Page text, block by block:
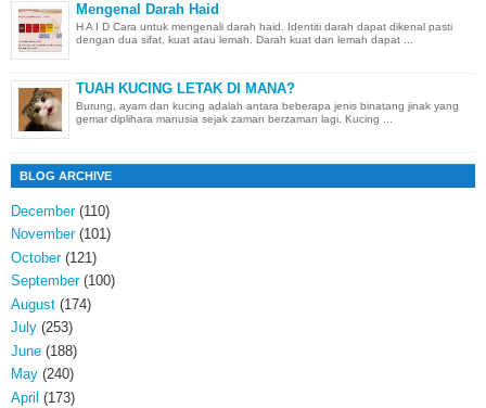
Mengenal Darah Haid
H A I D Cara untuk mengenali darah haid. Identiti darah dapat dikenal pasti
dengan dua sifat, kuat atau lemah. Darah kuat dan lemah dapat ...
TUAH KUCING LETAK DI MANA?
Burung, ayam dan kucing adalah antara beberapa jenis binatang jinak yang
gemar diplihara manusia sejak zaman berzaman lagi. Kucing ...
BLOG ARCHIVE
December(110)
November(101)
October(121)
September(100)
August (174)
July (253)
June (188)
May (240)
April (173)